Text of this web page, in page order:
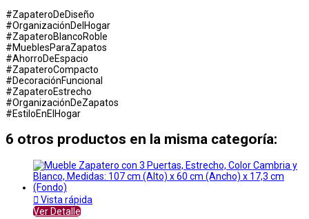
#ZapateroDeDiseño
#OrganizaciónDelHogar
#ZapateroBlancoRoble
#MueblesParaZapatos
#AhorroDeEspacio
#ZapateroCompacto
#DecoraciónFuncional
#ZapateroEstrecho
#OrganizaciónDeZapatos
#EstiloEnElHogar
6 otros productos en la misma categoría:
 Vista rápida
Ver Detalle